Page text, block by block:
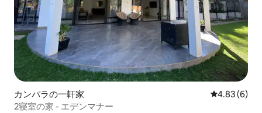
カンパラの一軒家 レビュー6
4.83 (6)
2寝室の家 - エデンマナー